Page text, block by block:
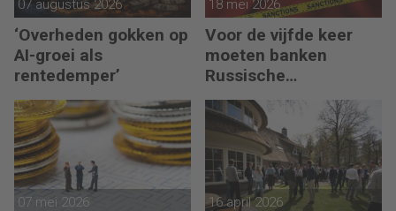
07 augustus 2026
‘Overheden gokken op
AI-groei als
rentedemper’
18 mei 2026
Voor de vijfde keer
moeten banken
Russische
bankgegoeden
melden
07 mei 2026 16 april 2026